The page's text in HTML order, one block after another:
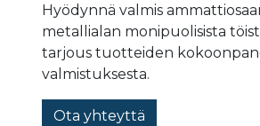
Hyödynnä valmis
metallialan monipuolisista
tarjous tuotteiden
valmistuksesta.
Ota yhteyttä